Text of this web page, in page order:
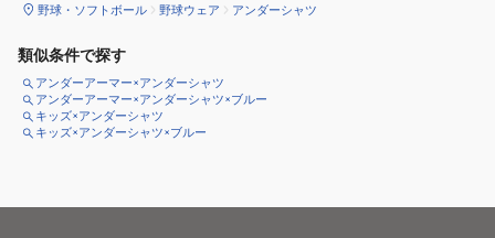
野球・ソフトボール 野球ウェア アンダーシャツ
類似条件で探す
アンダーアーマー×アンダーシャツ
アンダーアーマー×アンダーシャツ×ブルー
キッズ×アンダーシャツ
キッズ×アンダーシャツ×ブルー